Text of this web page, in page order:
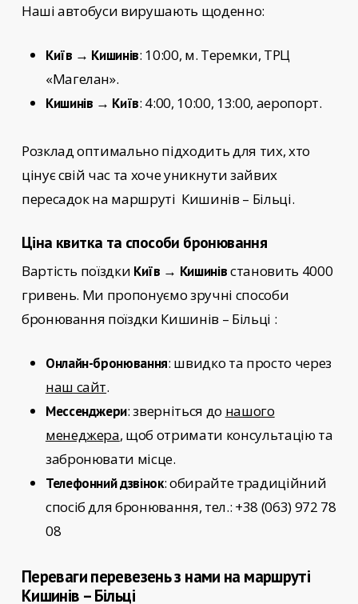
Наші автобуси вирушають щоденно:
Київ → Кишинів: 10:00, м. Теремки, ТРЦ
«Магелан».
Кишинів → Київ: 4:00, 10:00, 13:00, аеропорт.
Розклад оптимально підходить для тих, хто
цінує свій час та хоче уникнути зайвих
пересадок на маршруті Кишинів – Більці.
Ціна квитка та способи бронювання
Вартість поїздки Київ → Кишинівстановить 4000
гривень. Ми пропонуємо зручні способи
бронювання поїздки Кишинів – Більці :
Онлайн-бронювання: швидко та просто через
наш сайт.
Мессенджери: зверніться до нашого
менеджера, щоб отримати консультацію та
забронювати місце.
Телефонний дзвінок: обирайте традиційний
спосіб для бронювання, тел.: +38 (063) 972 78
08
Переваги перевезень з нами на маршруті
Кишинів – Більці